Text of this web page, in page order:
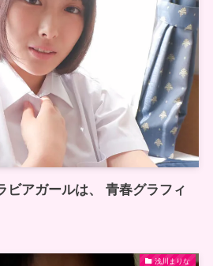
ビアガールは、 青春グラフィ
浅川まりな